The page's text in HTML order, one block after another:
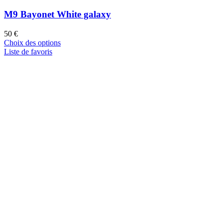
M9 Bayonet White galaxy
50 €
Choix des options
Liste de favoris